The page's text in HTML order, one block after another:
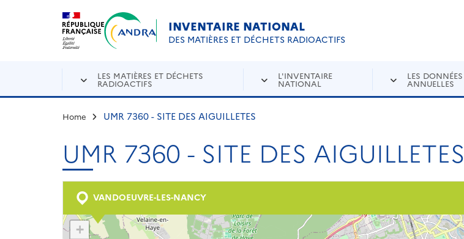
Aller au contenu principal
INVENTAIRE NATIONAL
DES MATIÈRES ET DÉCHETS RADIOACTIFS
LES MATIÈRES ET DÉCHETS
RADIOACTIFS
L'INVENTAIRE
NATIONAL
LES DONNÉES
ANNUELLES
Home UMR 7360 - SITE DES AIGUILLETES
UMR 7360 - SITE DES AIGUILLETES
VANDOEUVRE-LES-NANCY
+